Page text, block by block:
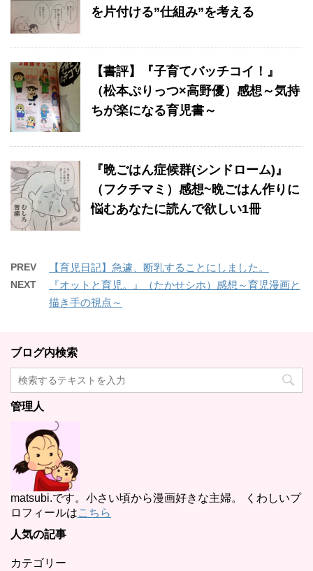
を片付ける”仕組み”を考える
【書評】『子育てバッチコイ！』
（松本ぷりっつ×高野優）感想～気持
ちが楽になる育児書～
『晩ごはん症候群(シンドローム)』
（フクチマミ）感想~晩ごはん作りに
悩むあなたに読んで欲しい1冊
PREV 【育児日記】急遽、断乳することにしました。
NEXT
『オットと育児。』（たかせシホ）感想～育児漫画と
描き手の視点～
ブログ内検索
管理人
matsubi.です。小さい頃から漫画好きな主婦。 くわしいプ
ロフィールはこちら
人気の記事
カテゴリー